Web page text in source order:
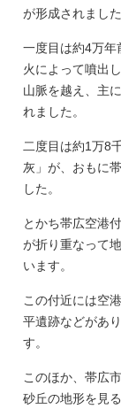
が形成されました
一度目は約4万年
火によって噴出
山脈を越え、主
れました。
二度目は約1万8
灰」が、おもに
した。
とかち帯広空港
が折り重なって
います。
この付近には空
平遺跡などがあ
す。
このほか、帯広
砂丘の地形を見